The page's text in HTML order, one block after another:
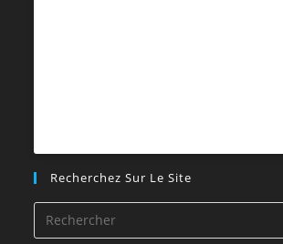
Recherchez Sur Le Site